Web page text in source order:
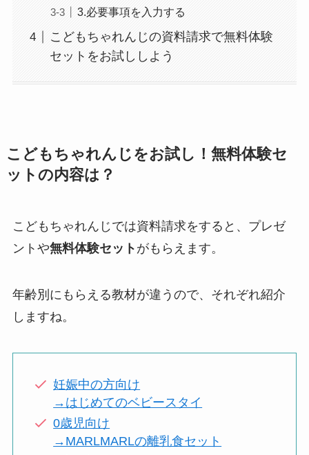
3.必要事項を入力する
こどもちゃれんじの資料請求で無料体験
セットをお試ししよう
こどもちゃれんじをお試し！無料体験セ
ットの内容は？
こどもちゃれんじでは資料請求をすると、プレゼ
ントや無料体験セット がもらえます。
年齢別にもらえる教材が違うので、それぞれ紹介
しますね。
妊娠中の方向け
→はじめてのベビースタイ
0歳児向け
→MARLMARLの離乳食セット